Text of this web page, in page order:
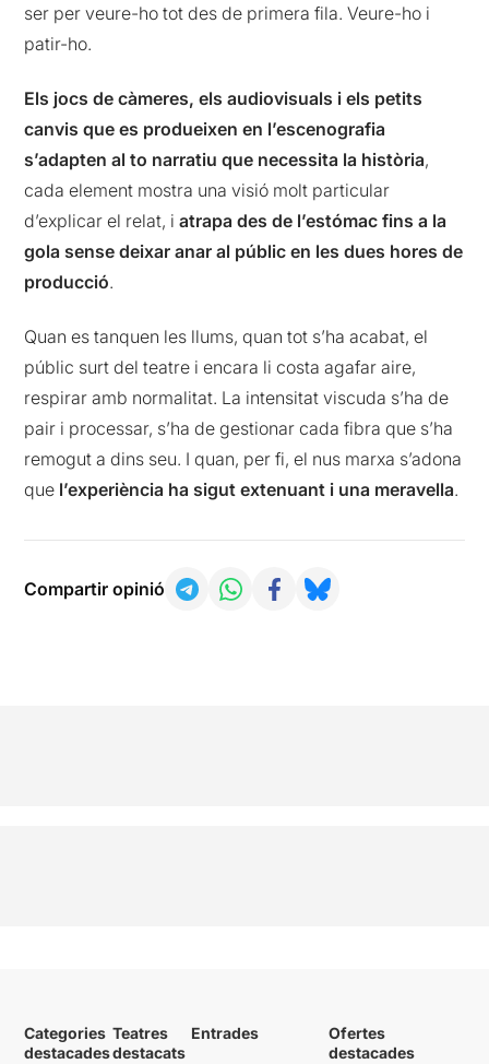
ser per veure-ho tot des de primera fila. Veure-ho i
patir-ho.
Els jocs de càmeres, els audiovisuals i els petits
canvis que es produeixen en l’escenografia
s’adapten al to narratiu que necessita la història,
cada element mostra una visió molt particular
d’explicar el relat, iatrapa des de l’estómac fins a la
gola sense deixar anar al públic en les dues hores de
producció.
Quan es tanquen les llums, quan tot s’ha acabat, el
públic surt del teatre i encara li costa agafar aire,
respirar amb normalitat. La intensitat viscuda s’ha de
pair i processar, s’ha de gestionar cada fibra que s’ha
remogut a dins seu. I quan, per fi, el nus marxa s’adona
que l’experiència ha sigut extenuant i una meravella.
Compartir opinió
Categories
destacades
Teatres
destacats
Entrades
Ofertes
destacades